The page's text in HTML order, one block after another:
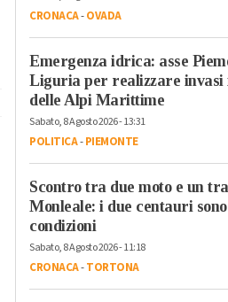
CRONACA-OVADA
Emergenza idrica: asse
Liguria per realizzare invasi
delle Alpi Marittime
Sabato, 8 Agosto 2026 - 13:31
POLITICA-PIEMONTE
Scontro tra due moto e un
Monleale: i due centauri
condizioni
Sabato, 8 Agosto 2026 - 11:18
CRONACA-TORTONA